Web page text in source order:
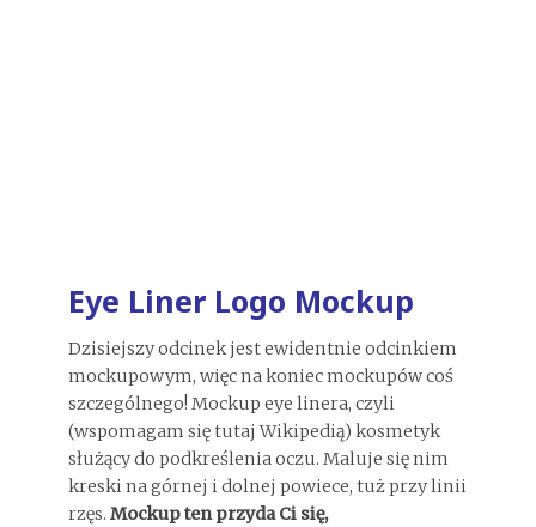
Eye Liner Logo Mockup
Dzisiejszy odcinek jest ewidentnie odcinkiem
mockupowym, więc na koniec mockupów coś
szczególnego! Mockup eye linera, czyli
(wspomagam się tutaj Wikipedią) kosmetyk
służący do podkreślenia oczu. Maluje się nim
kreski na górnej i dolnej powiece, tuż przy linii
rzęs. Mockup ten przyda Ci się,